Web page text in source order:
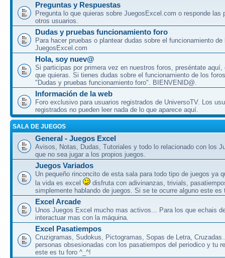
Preguntas y Respuestas
Pregunta lo que quieras sobre JuegosExcel.com o responde las
otros usuarios.
Dudas y pruebas funcionamiento foro
Para hacer pruebas o plantear dudas sobre el funcionamiento
JuegosExcel.com
Hola, soy nuev@
Si participas por primera vez en nuestros foros, preséntate aquí,
que quieras. Si tienes dudas sobre el funcionamiento de los
"Dudas y pruebas funcionamiento foro". BIENVENID@.
Información de la web
Foro exclusivo para usuarios registrados de UniversoTV. Los
registrados no pueden leer nada de lo que aparece aquí.
SALA DE JUEGOS
General - Juegos Excel
Avisos, Notas, Dudas, Tutoriales y todo lo relacionado con los
que no sea jugar a los propios juegos.
Juegos Variados
Un pequeño rinconcito de esta sala para todo tipo de juegos ya
la vida es excel
disfruta con adivinanzas, trivials,
simplemente hablando de juegos. Si se te ocurre alguno este es
Excel Arcade
Unos Juegos Excel mucho mas activos... Para los que echais
interactuar mas con la máquina.
Excel Pasatiempos
Cruzigramas, Sudokus, Pictogramas, Sopas de Letra,
personas obsesionadas con los pasatiempos del periodico y tu
este es tu foro ^_^!